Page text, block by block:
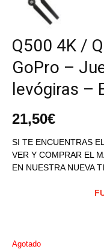
Q500 4K /
GoPro –
levógiras –
21,50€
SI TE ENCUENTRAS
VER Y COMPRAR EL
EN NUESTRA NUEVA
Agotado